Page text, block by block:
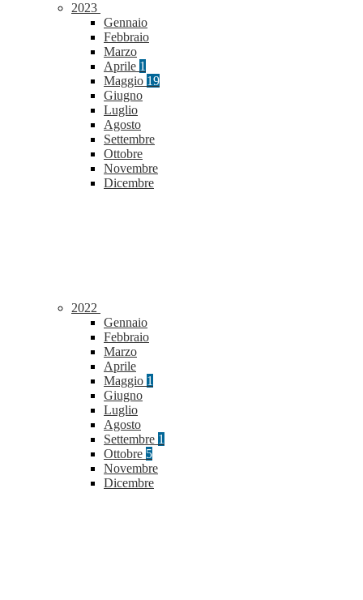
2023
Gennaio
Febbraio
Marzo
Aprile 1
Maggio 19
Giugno
Luglio
Agosto
Settembre
Ottobre
Novembre
Dicembre
2022
Gennaio
Febbraio
Marzo
Aprile
Maggio 1
Giugno
Luglio
Agosto
Settembre 1
Ottobre 5
Novembre
Dicembre